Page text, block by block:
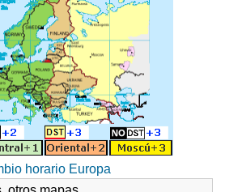
horario Europa